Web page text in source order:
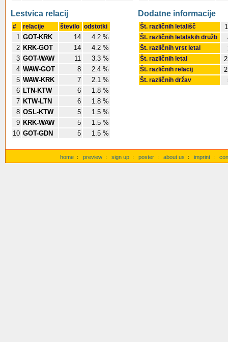
Lestvica relacij
# relacije število odstotki
1 GOT-KRK 14
4.2 %
2 KRK-GOT 14
4.2 %
3 GOT-WAW 11
3.3 %
4 WAW-GOT 8
2.4 %
5 WAW-KRK 7
2.1 %
6 LTN-KTW 6
1.8 %
7 KTW-LTN 6
1.8 %
8 OSL-KTW 5
1.5 %
9 KRK-WAW 5
1.5 %
10 GOT-GDN 5 1.5 %
Dodatne informacije
Št. različnih letališč
Št. različnih letalskih družb
Št. različnih vrst letal
Št. različnih letal
Št. različnih relacij
Št. različnih držav
home : preview : sign up : poster : about us : imprint :